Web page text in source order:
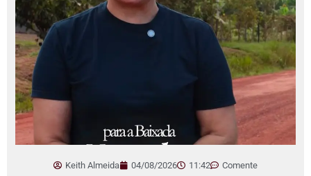
Keith Almeida 04/08/2026 11:42 Comente